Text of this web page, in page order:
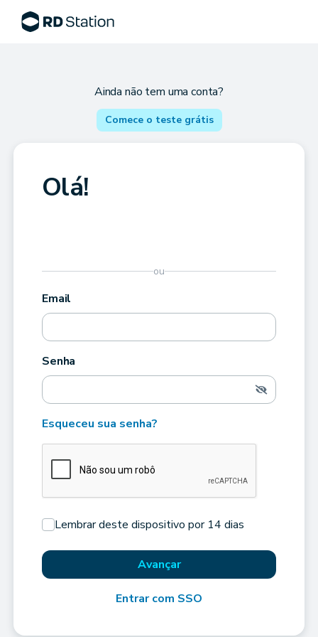
Ainda não tem uma conta?
Comece o teste grátis
Olá!
ou
Email
Senha
Esqueceu sua senha?
Lembrar deste dispositivo por 14 dias
Avançar
Entrar com SSO